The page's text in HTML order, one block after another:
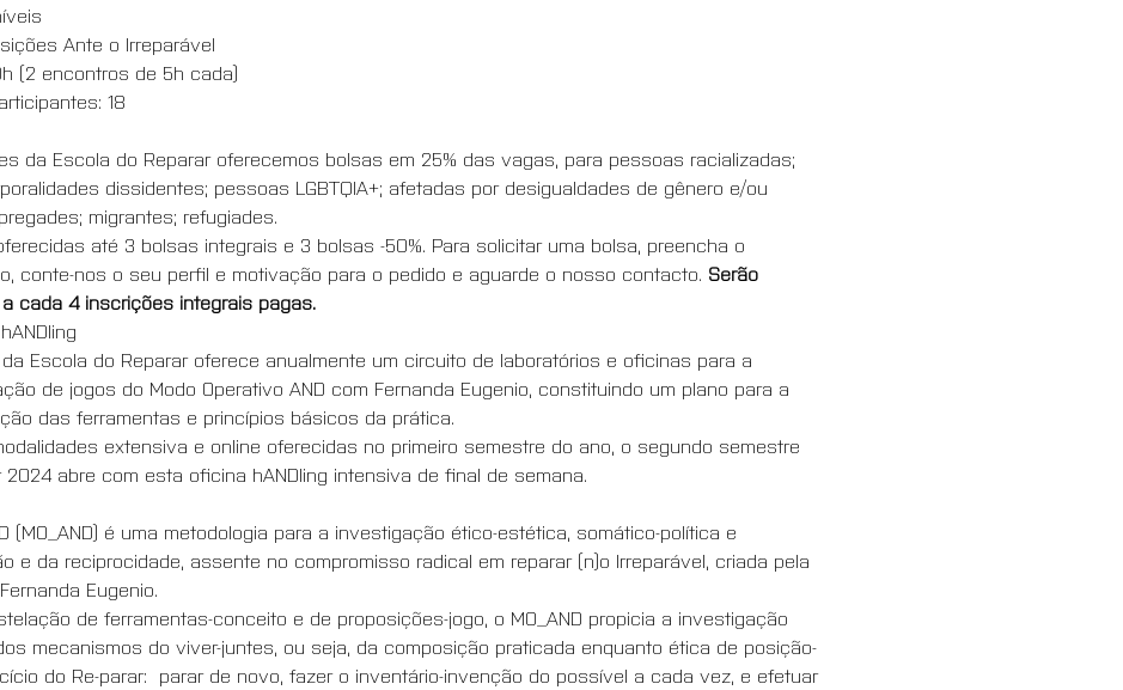
Ante o Irreparável
(2 encontros de 5h cada)
18
da Escola do Reparar oferecemos bolsas em 25% das vagas, para pessoas racializadas;
dissidentes; pessoas LGBTQIA+; afetadas por desigualdades de gênero e/ou
migrantes; refugiades.
até 3 bolsas integrais e 3 bolsas -50%. Para solicitar uma bolsa, preencha o
conte-nos o seu perfil e motivação para o pedido e aguarde o nosso contacto. Serão
cada 4 inscrições integrais pagas.
da Escola do Reparar oferece anualmente um circuito de laboratórios e oficinas para a
de jogos do Modo Operativo AND com Fernanda Eugenio, constituindo um plano para a
das ferramentas e princípios básicos da prática.
extensiva e online oferecidas no primeiro semestre do ano, o segundo semestre
2024 abre com esta oficina hANDling intensiva de final de semana.
(MO_AND) é uma metodologia para a investigação ético-estética, somático-política e
e da reciprocidade, assente no compromisso radical em reparar (n)o Irreparável, criada pela
Eugenio.
de ferramentas-conceito e de proposições-jogo, o MO_AND propicia a investigação
mecanismos do viver-juntes, ou seja, da composição praticada enquanto ética de posição-
do Re-parar:  parar de novo, fazer o inventário-invenção do possível a cada vez, e efetuar